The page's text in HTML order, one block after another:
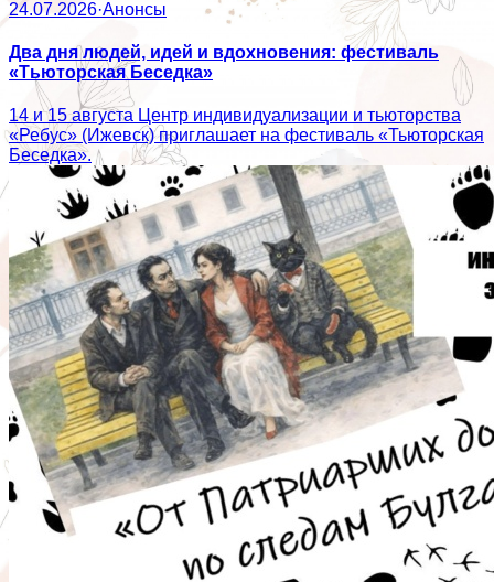
24.07.2026·Анонсы
Два дня людей, идей и вдохновения: фестиваль
«Тьюторская Беседка»
14 и 15 августа Центр индивидуализации и тьюторства
«Ребус» (Ижевск) приглашает на фестиваль «Тьюторская
Беседка».